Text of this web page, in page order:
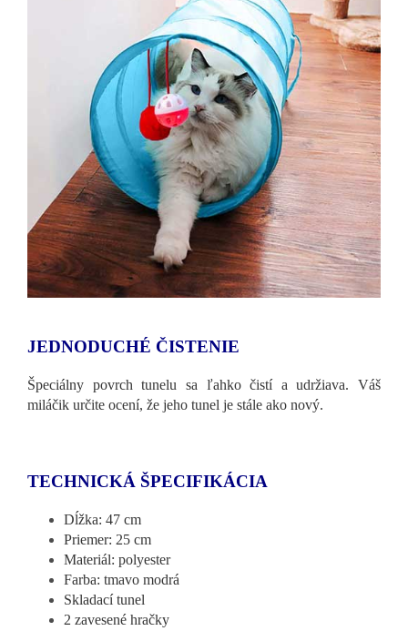
JEDNODUCHÉ ČISTENIE
Špeciálny povrch tunelu sa ľahko čistí a udržiava. Váš
miláčik určite ocení, že jeho tunel je stále ako nový.
TECHNICKÁ ŠPECIFIKÁCIA
Dĺžka: 47 cm
Priemer: 25 cm
Materiál: polyester
Farba: tmavo modrá
Skladací tunel
2 zavesené hračky